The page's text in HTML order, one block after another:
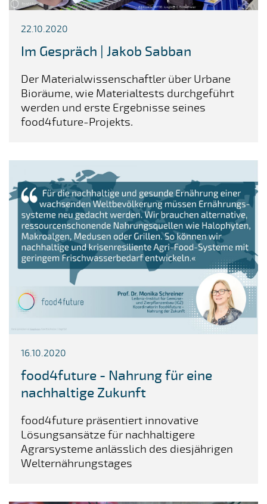
22.10.2020
Im Gespräch | Jakob Sabban
Der Materialwissenschaftler über Urbane
Bioräume, wie Materialtests durchgeführt
werden und erste Ergebnisse seines
food4future-Projekts.
16.10.2020
food4future - Nahrung für eine
nachhaltige Zukunft
food4future präsentiert innovative
Lösungsansätze für nachhaltigere
Agrarsysteme anlässlich des diesjährigen
Welternährungstages